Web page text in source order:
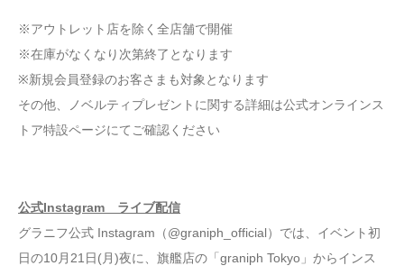
※アウトレット店を除く全店舗で開催
※在庫がなくなり次第終了となります
※新規会員登録のお客さまも対象となります
その他、ノベルティプレゼントに関する詳細は公式オンラインス
トア特設ページにてご確認ください
公式Instagram ライブ配信
グラニフ公式 Instagram（@graniph_official）では、イベント初
日の10月21日(月)夜に、旗艦店の「graniph Tokyo」からインス